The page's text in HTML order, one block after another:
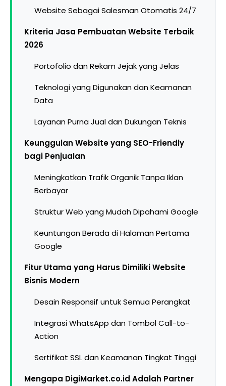
Website Sebagai Salesman Otomatis 24/7
Kriteria Jasa Pembuatan Website Terbaik
2026
Portofolio dan Rekam Jejak yang Jelas
Teknologi yang Digunakan dan Keamanan
Data
Layanan Purna Jual dan Dukungan Teknis
Keunggulan Website yang SEO-Friendly
bagi Penjualan
Meningkatkan Trafik Organik Tanpa Iklan
Berbayar
Struktur Web yang Mudah Dipahami Google
Keuntungan Berada di Halaman Pertama
Google
Fitur Utama yang Harus Dimiliki Website
Bisnis Modern
Desain Responsif untuk Semua Perangkat
Integrasi WhatsApp dan Tombol Call-to-
Action
Sertifikat SSL dan Keamanan Tingkat Tinggi
Mengapa DigiMarket.co.id Adalah Partner